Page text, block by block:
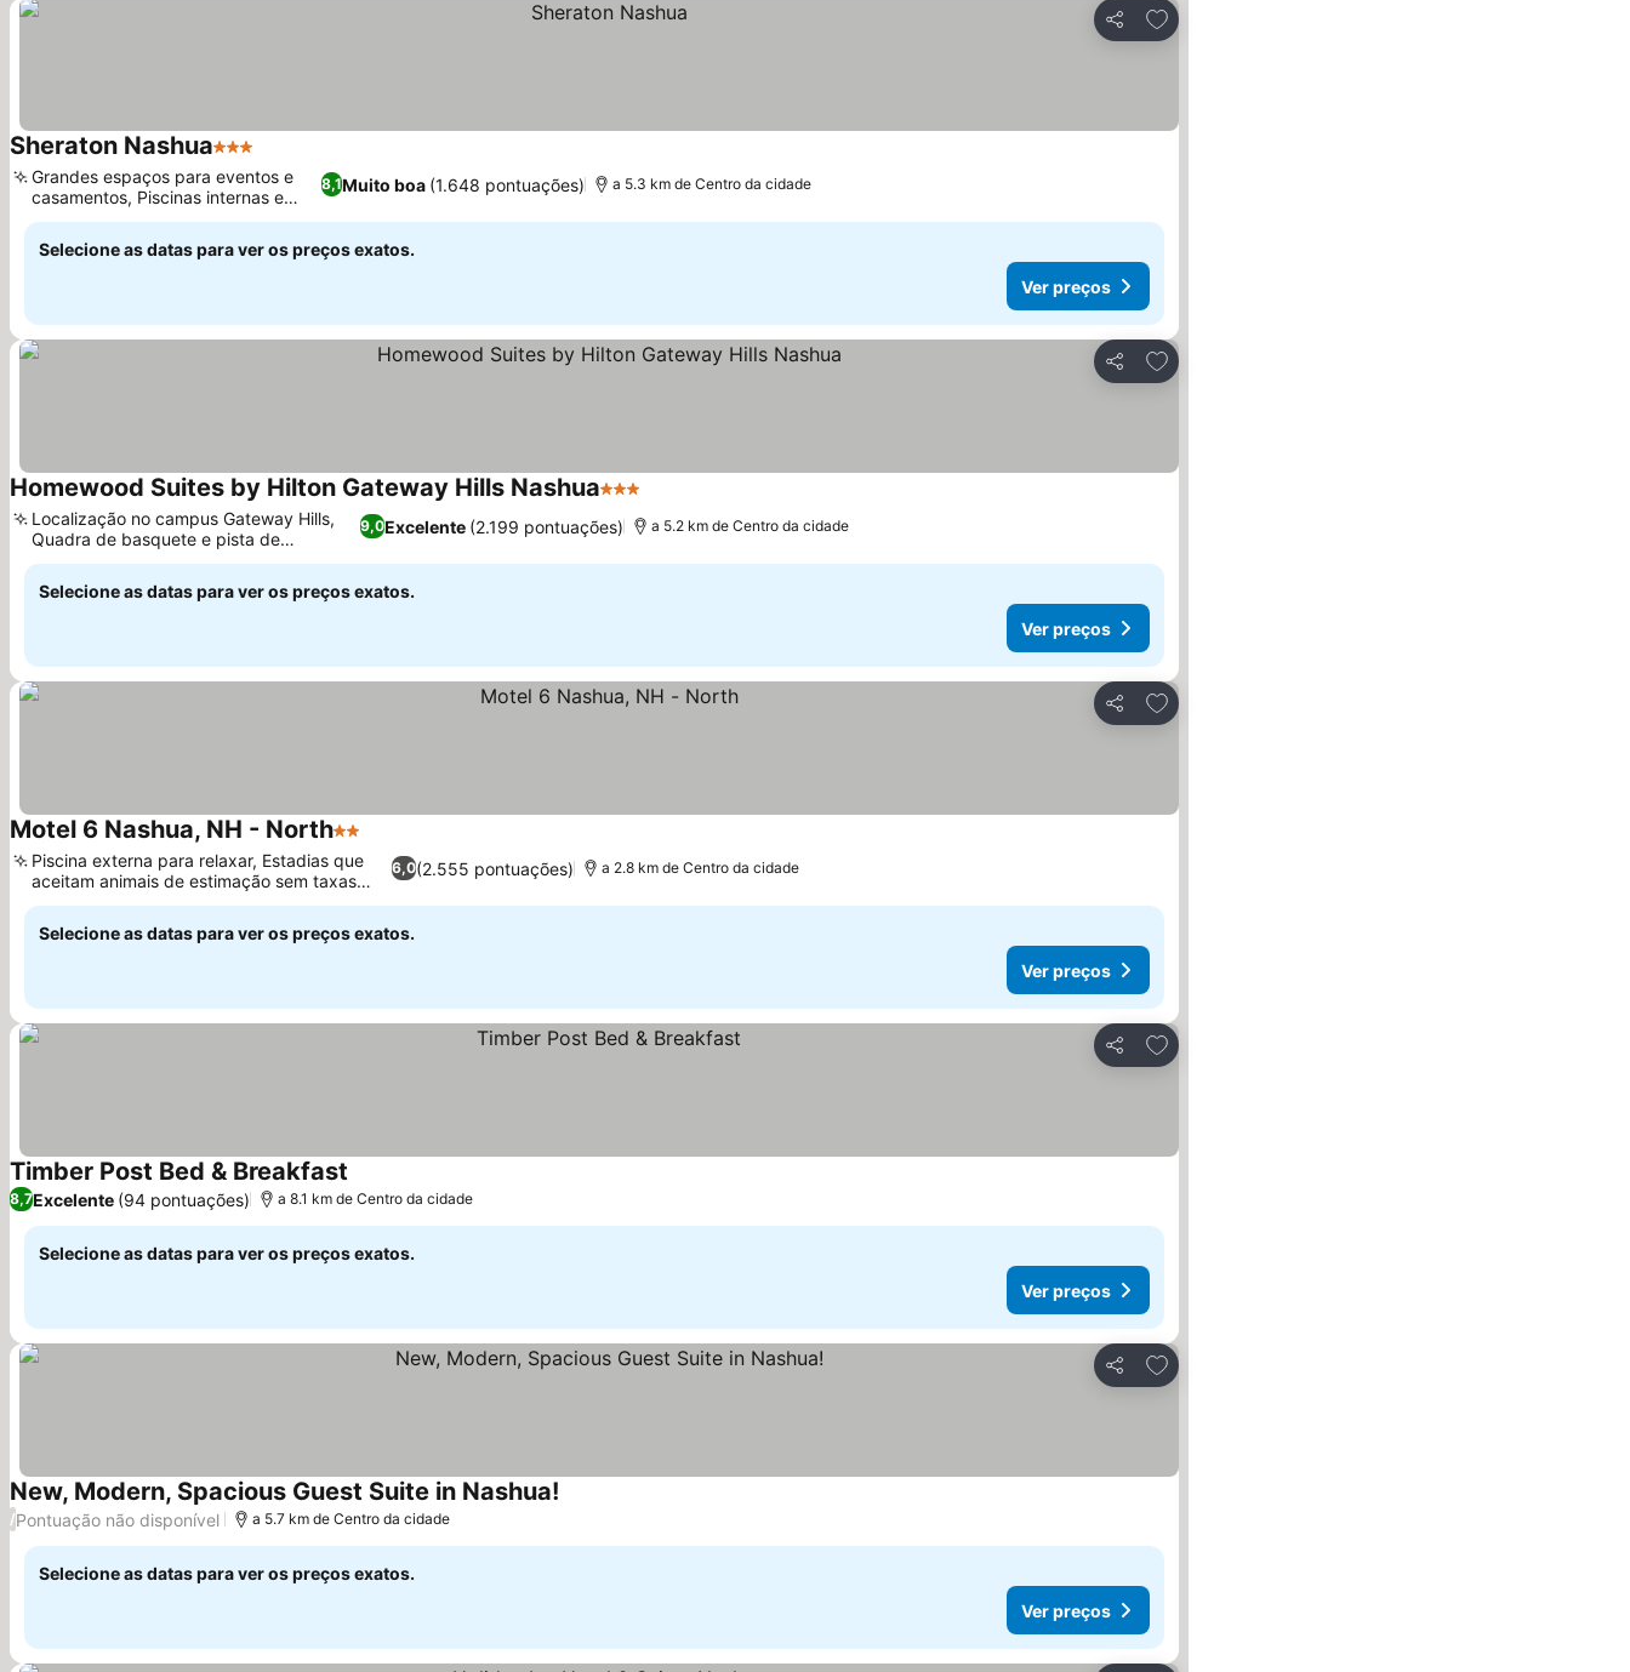
Partilhar
Adicionar aos favoritos
Sheraton Nashua3 Estrelas
8,1Muito boa (1.648 pontuações)
Grandes espaços para eventos e
casamentos, Piscinas internas e
externas
a 5.3 km de Centro da cidade
Selecione as datas para ver os preços exatos.
Ver preços
Partilhar
Adicionar aos favoritos
Homewood Suites by Hilton Gateway Hills Nashua3 Estrelas
9,0Excelente (2.199 pontuações)
Localização no campus Gateway Hills,
Quadra de basquete e pista de
caminhada no local
a 5.2 km de Centro da cidade
Selecione as datas para ver os preços exatos.
Ver preços
Partilhar
Adicionar aos favoritos
Motel 6 Nashua, NH - North2 Estrelas
6,0(2.555 pontuações)
Piscina externa para relaxar, Estadias que
aceitam animais de estimação sem taxas
extras
a 2.8 km de Centro da cidade
Selecione as datas para ver os preços exatos.
Ver preços
Partilhar
Adicionar aos favoritos
Timber Post Bed & Breakfast
8,7Excelente (94 pontuações) a 8.1 km de Centro da cidade
Selecione as datas para ver os preços exatos.
Ver preços
Partilhar
Adicionar aos favoritos
New, Modern, Spacious Guest Suite in Nashua!
/Pontuação não disponível a 5.7 km de Centro da cidade
Selecione as datas para ver os preços exatos.
Ver preços